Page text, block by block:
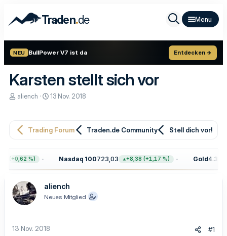
Traden.de
NEU BullPower V7 ist da Entdecken →
Karsten stellt sich vor
E
e
r
aliench
E
e
l
m
13 Nov. 2018
Trading Forum Traden.de Community Stell dich vor!
(+0,62 %) Nasdaq 100723,03 +8,38 (+1,17 %) Gold
aliench
Neues Mitglied
13 Nov. 2018 #1